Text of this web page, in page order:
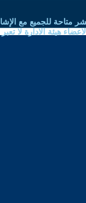
متاحة للجميع مع
هيئة الادارة لا